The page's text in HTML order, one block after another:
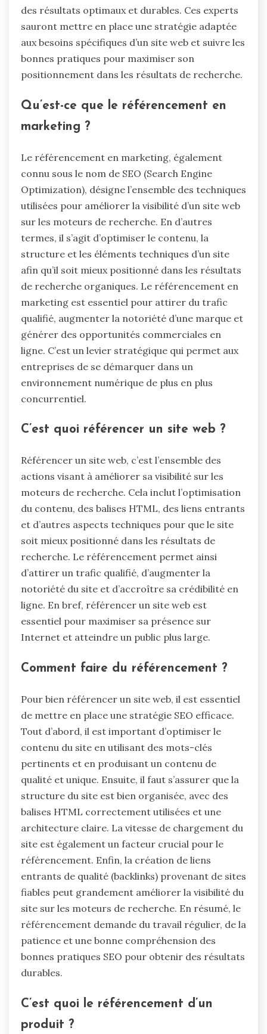
des résultats optimaux et durables. Ces experts
sauront mettre en place une stratégie adaptée
aux besoins spécifiques d’un site web et suivre les
bonnes pratiques pour maximiser son
positionnement dans les résultats de recherche.
Qu’est-ce que le référencement en
marketing ?
Le référencement en marketing, également
connu sous le nom de SEO (Search Engine
Optimization), désigne l’ensemble des techniques
utilisées pour améliorer la visibilité d’un site web
sur les moteurs de recherche. En d’autres
termes, il s’agit d’optimiser le contenu, la
structure et les éléments techniques d’un site
afin qu’il soit mieux positionné dans les résultats
de recherche organiques. Le référencement en
marketing est essentiel pour attirer du trafic
qualifié, augmenter la notoriété d’une marque et
générer des opportunités commerciales en
ligne. C’est un levier stratégique qui permet aux
entreprises de se démarquer dans un
environnement numérique de plus en plus
concurrentiel.
C’est quoi référencer un site web ?
Référencer un site web, c’est l’ensemble des
actions visant à améliorer sa visibilité sur les
moteurs de recherche. Cela inclut l’optimisation
du contenu, des balises HTML, des liens entrants
et d’autres aspects techniques pour que le site
soit mieux positionné dans les résultats de
recherche. Le référencement permet ainsi
d’attirer un trafic qualifié, d’augmenter la
notoriété du site et d’accroître sa crédibilité en
ligne. En bref, référencer un site web est
essentiel pour maximiser sa présence sur
Internet et atteindre un public plus large.
Comment faire du référencement ?
Pour bien référencer un site web, il est essentiel
de mettre en place une stratégie SEO efficace.
Tout d’abord, il est important d’optimiser le
contenu du site en utilisant des mots-clés
pertinents et en produisant un contenu de
qualité et unique. Ensuite, il faut s’assurer que la
structure du site est bien organisée, avec des
balises HTML correctement utilisées et une
architecture claire. La vitesse de chargement du
site est également un facteur crucial pour le
référencement. Enfin, la création de liens
entrants de qualité (backlinks) provenant de sites
fiables peut grandement améliorer la visibilité du
site sur les moteurs de recherche. En résumé, le
référencement demande du travail régulier, de la
patience et une bonne compréhension des
bonnes pratiques SEO pour obtenir des résultats
durables.
C’est quoi le référencement d’un
produit ?